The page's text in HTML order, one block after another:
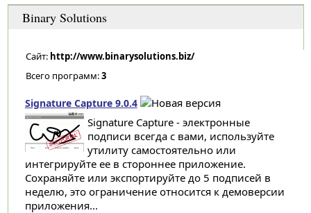
Binary Solutions
Сайт: http://www.binarysolutions.biz/
Всего программ:3
Signature Capture 9.0.4
Signature Capture - электронные
подписи всегда с вами, используйте
утилиту самостоятельно или
интегрируйте ее в стороннее приложение.
Сохраняйте или экспортируйте до 5 подписей в
неделю, это ограничение относится к демоверсии
приложения...